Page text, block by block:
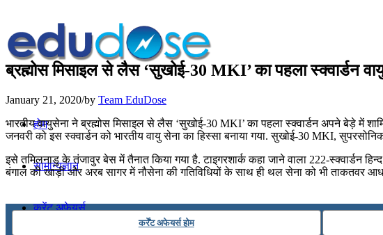
होम
सामान्यज्ञान
करेंट अफेयर्स
ब्रह्मोस मिसाइल से लैस ‘सुखोई-30 MKI’ का पहला स्‍क्‍वार्डन
January 21, 2020/by Team EduDose
भारतीय वायुसेना ने ब्रह्मोस मिसाइल से लैस ‘सुखोई-30 MKI’ का पहला स्‍क्‍वार्डन अपने बेड़े में
जनवरी को इस स्‍क्‍वार्डन को भारतीय वायु सेना का हिस्‍सा बनाया गया. सुखोई-30 MKI,
इसे तमिलनाडु के तंजावुर बेस में तैनात किया गया है. टाइगरशार्क कहा जाने वाला 222-स्‍क्‍वार्डन
बंगाल की खाड़ी और अरब सागर में नौसेना की गतिविधियों के साथ ही थल सेना को भी ताकतवर
कर्रेंट अफेयर्स होम